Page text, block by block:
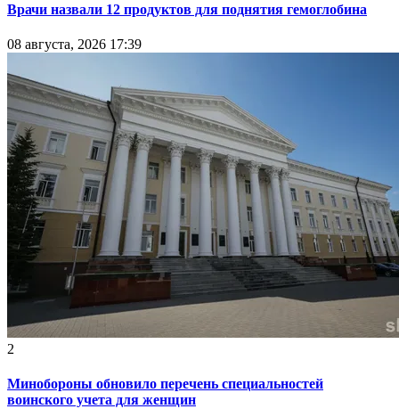
Врачи назвали 12 продуктов для поднятия гемоглобина
08 августа, 2026 17:39
2
Минобороны обновило перечень специальностей
воинского учета для женщин